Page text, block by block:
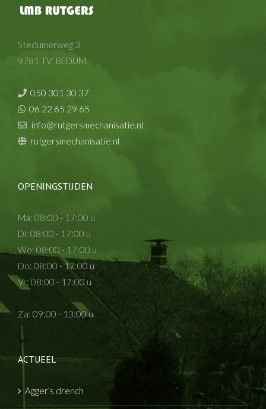
Stedumerweg 3
9781 TV BEDUM
050 301 30 37
06 22 65 29 65
info@rutgersmechanisatie.nl
rutgersmechanisatie.nl
OPENINGSTIJDEN
Ma: 08:00 - 17:00 u
Di: 08:00 - 17:00 u
Wo: 08:00 - 17:00 u
Do: 08:00 - 17:00 u
Vr: 08:00 - 17:00 u
Za: 09:00 - 13:00 u
ACTUEEL
Agger’s drench